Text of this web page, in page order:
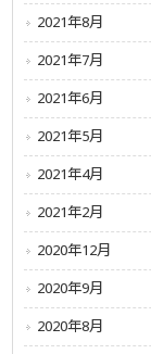
2021年8月
2021年7月
2021年6月
2021年5月
2021年4月
2021年2月
2020年12月
2020年9月
2020年8月